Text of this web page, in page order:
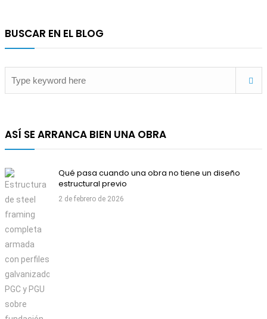
BUSCAR EN EL BLOG
ASÍ SE ARRANCA BIEN UNA OBRA
Qué pasa cuando una obra no tiene un diseño
estructural previo
2 de febrero de 2026